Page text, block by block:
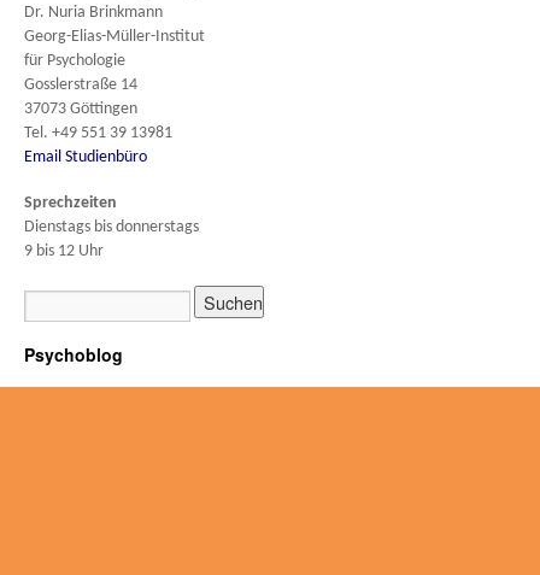
Dr. Nuria Brinkmann
Georg-Elias-Müller-Institut
für Psychologie
Gosslerstraße 14
37073 Göttingen
Tel. +49 551 39 13981
Email Studienbüro
Sprechzeiten
Dienstags bis donnerstags
9 bis 12 Uhr
Psychoblog